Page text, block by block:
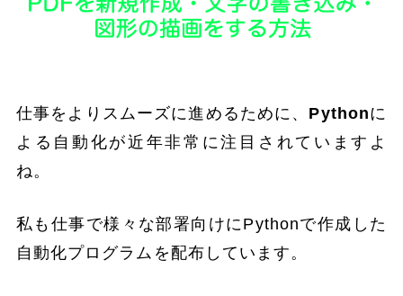
仕事をよりスムーズに進めるために、 Pythonに
よる自動化が近年非常に注目されていますよ
ね。
私も仕事で様々な部署向けにPythonで作成した
自動化プログラムを配布しています。